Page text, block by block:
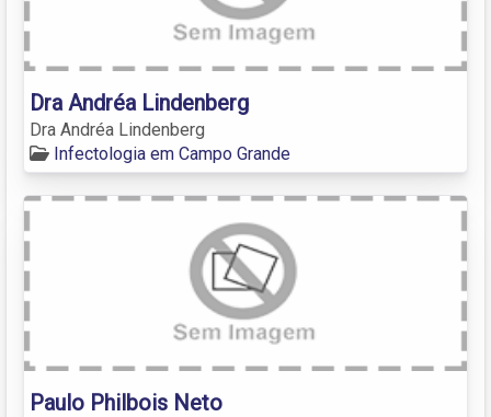
Dra Andréa Lindenberg
Dra Andréa Lindenberg
Infectologia em Campo Grande
Paulo Philbois Neto